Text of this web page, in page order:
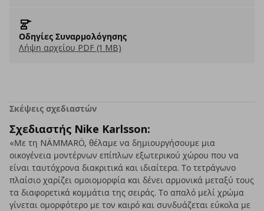
Οδηγίες Συναρμολόγησης
Λήψη αρχείου PDF (1 MB)
Σκέψεις σχεδιαστών
Σχεδιαστής Nike Karlsson:
«Με τη NÄMMARÖ, θέλαμε να δημιουργήσουμε μια
οικογένεια μοντέρνων επίπλων εξωτερικού χώρου που να
είναι ταυτόχρονα διακριτικά και ιδιαίτερα. Το τετράγωνο
πλαίσιο χαρίζει ομοιομορφία και δένει αρμονικά μεταξύ τους
τα διαφορετικά κομμάτια της σειράς. Το απαλό μελί χρώμα
γίνεται ομορφότερο με τον καιρό και συνδυάζεται εύκολα με